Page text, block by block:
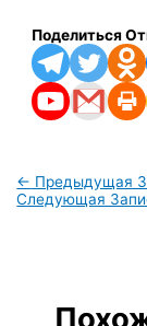
Поделиться
← Предыдущая
Следующая